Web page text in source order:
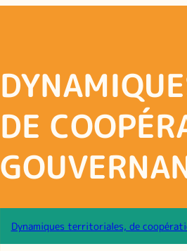
DE
Dynamiques territoriales, de